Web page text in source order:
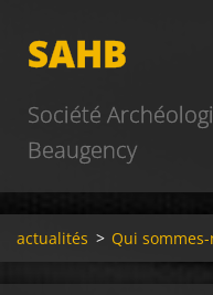
SAHB
Société
Beaugency
actualités > Qui sommes-